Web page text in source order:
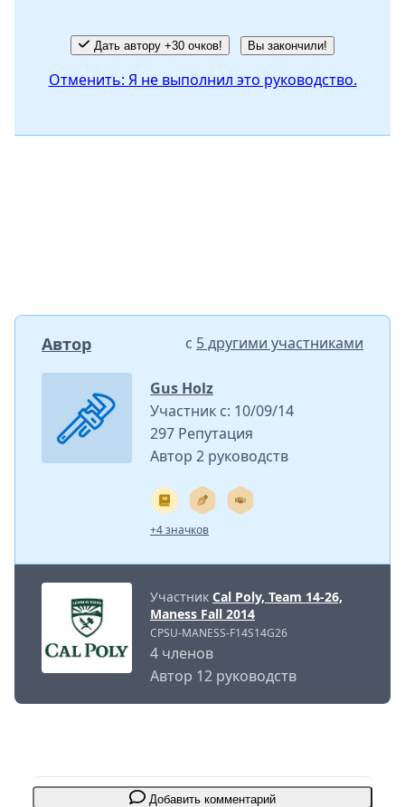
Дать автору +30 очков! Вы закончили!
Отменить: Я не выполнил это руководство.
Автор с 5 другими участниками
Gus Holz
Участник с: 10/09/14
297 Репутация
Автор 2 руководств
+4 значков
Участник Cal Poly, Team 14-26,
Maness Fall 2014
CPSU-MANESS-F14S14G26
4 членов
Автор 12 руководств
Добавить комментарий